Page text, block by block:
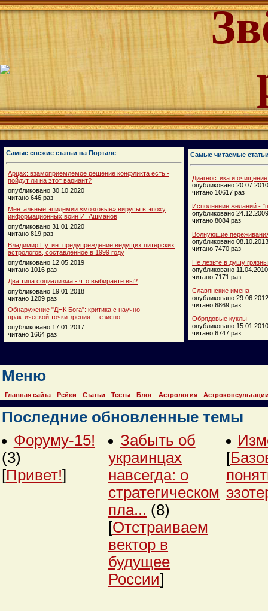
Самые свежие статьи на Портале
Арцах: взамоприемлемое решение конфликта есть -
пойдут ли на этот вариант?
опубликовано 30.10.2020
читано 646 раз
Ментальные эпидемии «мозговые» вирусы в эпоху
информационных войн И. Ашманов
опубликовано 31.01.2020
читано 819 раз
Владимир Путин: предупреждение ведущих питерских
астрологов, составленное в 1999 году
опубликовано 12.05.2019
читано 1016 раз
Два типа социализма - что выбираете вы?
опубликовано 19.01.2018
читано 1209 раз
Обнаружение "ДНК Бога": критика с научно-
практической точки зрения - тезисно
опубликовано 17.01.2017
читано 1664 раз
Самые читаемые
Диагностика и
опубликовано 20.07.2010
читано 10617 раз
Исполнение желаний -
опубликовано 24.12.2009
читано 8084 раз
Волнующие
опубликовано 08.10.2013
читано 7470 раз
Не лезьте в душу
опубликовано 11.04.2010
читано 7171 раз
Славянские имена
опубликовано 29.06.2012
читано 6869 раз
Обрядовые куклы
опубликовано 15.01.2010
читано 6747 раз
Меню
Главная сайта Рейки Статьи Тесты Блог Астрология
Последние обновленные темы
Форуму-15!
(3)
[Привет!]
Забыть об
украинцах
навсегда: о
стратегическом
пла... (8)
[Отстраиваем
вектор в
будущее
России]
[